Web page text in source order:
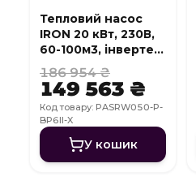
Тепловий насос
IRON 20 кВт, 230В,
60-100м3, інвертер,
з охолодженням,
WI-FI
186 954 ₴
149 563 ₴
Код товару: PASRW050-P-
BP6II-X
У кошик